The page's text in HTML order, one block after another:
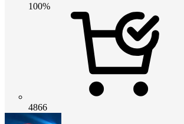
100%
4866